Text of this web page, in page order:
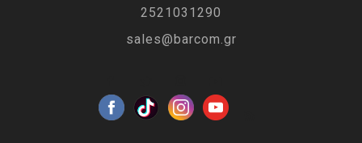
2521031290
sales@barcom.gr